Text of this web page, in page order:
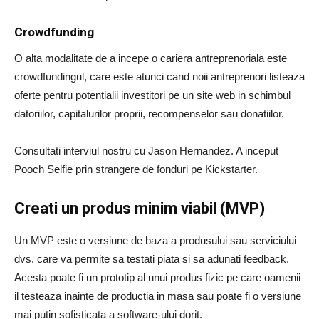
Crowdfunding
O alta modalitate de a incepe o cariera antreprenoriala este
crowdfundingul, care este atunci cand noii antreprenori listeaza
oferte pentru potentialii investitori pe un site web in schimbul
datoriilor, capitalurilor proprii, recompenselor sau donatiilor.
Consultati interviul nostru cu Jason Hernandez. A inceput
Pooch Selfie prin strangere de fonduri pe Kickstarter.
Creati un produs minim viabil (MVP)
Un MVP este o versiune de baza a produsului sau serviciului
dvs. care va permite sa testati piata si sa adunati feedback.
Acesta poate fi un prototip al unui produs fizic pe care oamenii
il testeaza inainte de productia in masa sau poate fi o versiune
mai putin sofisticata a software-ului dorit.